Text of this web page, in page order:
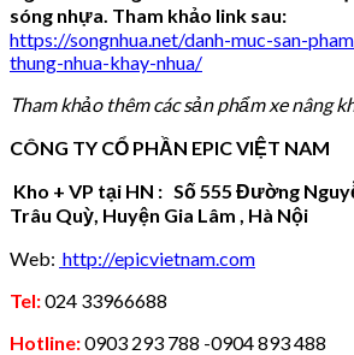
sóng nhựa. Tham khảo link sau:
https://songnhua.net/danh-muc-san-
thung-nhua-khay-nhua/
Tham khảo thêm các sản phẩm xe nâng
CÔNG TY CỔ PHẦN EPIC VIỆT NAM
Kho + VP tại HN : Số 555 Đường
Trâu Quỳ, Huyện Gia Lâm , Hà Nội
Web: http://epicvietnam.com
Tel:024 33966688
Hotline:0903 293 788 -0904 893 488